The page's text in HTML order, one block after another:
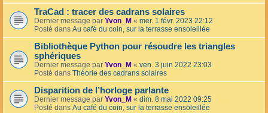
TraCad : tracer des cadrans solaires
Dernier message par Yvon_M « mer. 1 févr. 2023 22:12
Posté dans Au café du coin, sur la terrasse ensoleillée
Bibliothèque Python pour résoudre les triangles
sphériques
Dernier message par Yvon_M « ven. 3 juin 2022 23:03
Posté dans Théorie des cadrans solaires
Disparition de l’horloge parlante
Dernier message par Yvon_M « dim. 8 mai 2022 09:25
Posté dans Au café du coin, sur la terrasse ensoleillée